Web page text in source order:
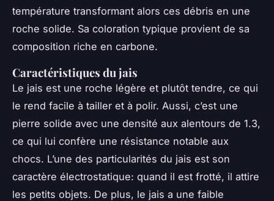
température transformant alors ces débris en une
roche solide. Sa coloration typique provient de sa
composition riche en carbone.
Caractéristiques du jais
Le jais est une roche légère et plutôt tendre, ce qui
le rend facile à tailler et à polir. Aussi, c’est une
pierre solide avec une densité aux alentours de 1.3,
ce qui lui confère une résistance notable aux
chocs. L’une des particularités du jais est son
caractère électrostatique: quand il est frotté, il attire
les petits objets. De plus, le jais a une faible